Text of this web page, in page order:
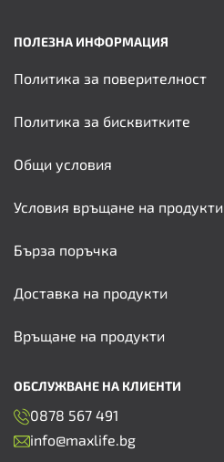
ПОЛЕЗНА ИНФОРМАЦИЯ
Политика за поверителност
Политика за бисквитките
Общи условия
Условия връщане на продукти
Бърза поръчка
Доставка на продукти
Връщане на продукти
ОБСЛУЖВАНЕ НА КЛИЕНТИ
0878 567 491
info@maxlife.bg